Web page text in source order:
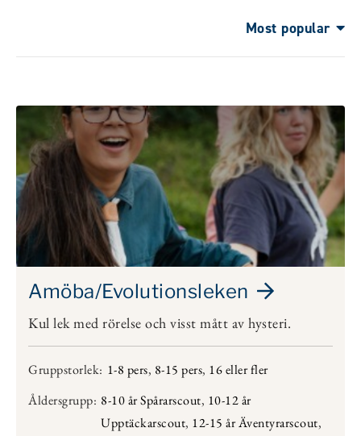
Most popular
Amöba/Evolutionsleken
Kul lek med rörelse och visst mått av hysteri.
Gruppstorlek: 1-8 pers, 8-15 pers, 16 eller fler
Åldersgrupp: 8-10 år Spårarscout, 10-12 år
Upptäckarscout, 12-15 år Äventyrarscout,